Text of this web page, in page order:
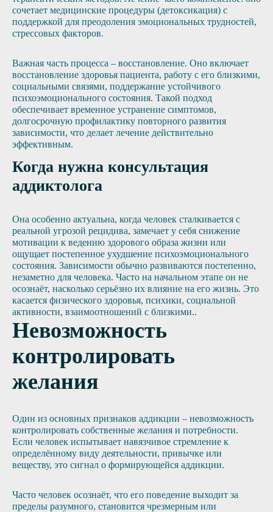
сочетает медицинские процедуры (детоксикация) с
поддержкой для преодоления эмоциональных трудностей,
стрессовых факторов.
Важная часть процесса – восстановление. Оно включает
восстановление здоровья пациента, работу с его близкими,
социальными связями, поддержание устойчивого
психоэмоционального состояния. Такой подход
обеспечивает временное устранение симптомов,
долгосрочную профилактику повторного развития
зависимости, что делает лечение действительно
эффективным.
Когда нужна консультация
аддиктолога
Она особенно актуальна, когда человек сталкивается с
реальной угрозой рецидива, замечает у себя снижение
мотивации к ведению здорового образа жизни или
ощущает постепенное ухудшение психоэмоционального
состояния. Зависимости обычно развиваются постепенно,
незаметно для человека. Часто на начальном этапе он не
осознаёт, насколько серьёзно их влияние на его жизнь. Это
касается физического здоровья, психики, социальной
активности, взаимоотношений с близкими..
Невозможность
контролировать
желания
Один из основных признаков аддикции – невозможность
контролировать собственные желания и потребности.
Если человек испытывает навязчивое стремление к
определённому виду деятельности, привычке или
веществу, это сигнал о формирующейся аддикции.
Часто человек осознаёт, что его поведение выходит за
пределы разумного, становится чрезмерным или